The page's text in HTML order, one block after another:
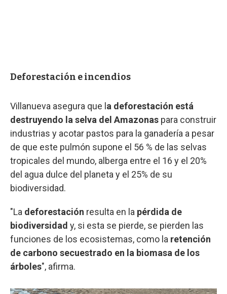
Deforestación e incendios
Villanueva asegura que l a deforestación está
destruyendo la selva del Amazonas para construir
industrias y acotar pastos para la ganadería a pesar
de que este pulmón supone el 56 % de las selvas
tropicales del mundo, alberga entre el 16 y el 20%
del agua dulce del planeta y el 25% de su
biodiversidad.
"La deforestación resulta en la pérdida de
biodiversidad y, si esta se pierde, se pierden las
funciones de los ecosistemas, como la retención
de carbono secuestrado en la biomasa de los
árboles", afirma.